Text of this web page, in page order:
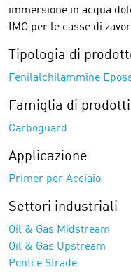
immersione in acqua
IMO per le casse di
Tipologia di
Fenilalchilammine
Famiglia di prodotti
Carboguard
Applicazione
Primer per Acciaio
Settori industriali
Oil & Gas Midstream
Oil & Gas Upstream
Ponti e Strade